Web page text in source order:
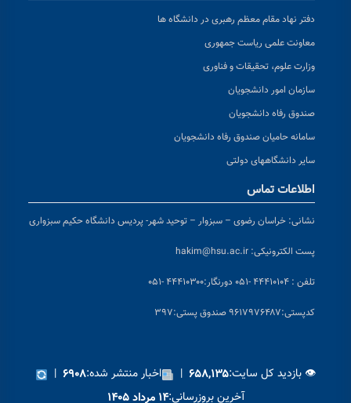
دفتر نهاد مقام معظم رهبری در دانشگاه ها
معاونت علمی ریاست جمهوری
وزارت علوم، تحقیقات و فناوری
سازمان امور دانشجویان
صندوق رفاه دانشجویان
سامانه حامیان صندوق رفاه دانشجویان
سایر دانشگاههای دولتی
اطلاعات تماس
نشانی: خراسان رضوی – سبزوار – توحید شهر- پردیس دانشگاه حکیم سبزواری
پست الکترونیکی: hakim@hsu.ac.ir
تلفن : ۴۴۴۱۰۱۰۴ -۰۵۱ دورنگار:۴۴۴۱۰۳۰۰ -۰۵۱
کدپستی:۹۶۱۷۹۷۶۴۸۷ صندوق پستی:۳۹۷
👁 بازدید کل سایت:۶۵۸,۱۳۵ | اخبار منتشر شده:۶۹۰۸ |
آخرین بروزرسانی:۱۴ مرداد ۱۴۰۵